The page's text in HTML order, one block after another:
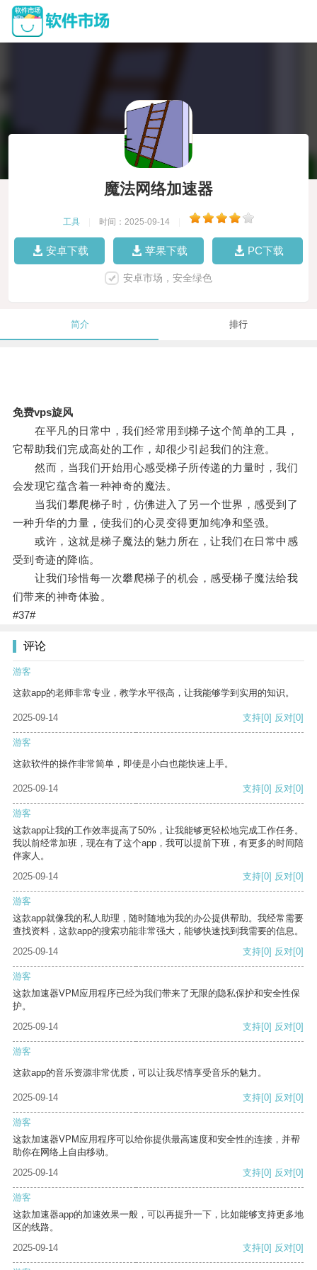
魔法网络加速器
工具 时间：2025-09-14
安卓下载 苹果下载 PC下载
安卓市场，安全绿色
简介 排行
免费vps旋风
在平凡的日常中，我们经常用到梯子这个简单的工具，
它帮助我们完成高处的工作，却很少引起我们的注意。
然而，当我们开始用心感受梯子所传递的力量时，我们
会发现它蕴含着一种神奇的魔法。
当我们攀爬梯子时，仿佛进入了另一个世界，感受到了
一种升华的力量，使我们的心灵变得更加纯净和坚强。
或许，这就是梯子魔法的魅力所在，让我们在日常中感
受到奇迹的降临。
让我们珍惜每一次攀爬梯子的机会，感受梯子魔法给我
们带来的神奇体验。
#37#
评论
游客
这款app的老师非常专业，教学水平很高，让我能够学到实用的知识。
2025-09-14 支持[0] 反对[0]
游客
这款软件的操作非常简单，即使是小白也能快速上手。
2025-09-14 支持[0] 反对[0]
游客
这款app让我的工作效率提高了50%，让我能够更轻松地完成工作任务。
我以前经常加班，现在有了这个app，我可以提前下班，有更多的时间陪
伴家人。
2025-09-14
支持[0] 反对[0]
游客
这款app就像我的私人助理，随时随地为我的办公提供帮助。我经常需要
查找资料，这款app的搜索功能非常强大，能够快速找到我需要的信息。
2025-09-14
支持[0] 反对[0]
游客
这款加速器VPM应用程序已经为我们带来了无限的隐私保护和安全性保
护。
2025-09-14
支持[0] 反对[0]
游客
这款app的音乐资源非常优质，可以让我尽情享受音乐的魅力。
2025-09-14 支持[0] 反对[0]
游客
这款加速器VPM应用程序可以给你提供最高速度和安全性的连接，并帮
助你在网络上自由移动。
2025-09-14
支持[0] 反对[0]
游客
这款加速器app的加速效果一般，可以再提升一下，比如能够支持更多地
区的线路。
2025-09-14
支持[0] 反对[0]